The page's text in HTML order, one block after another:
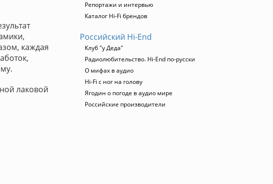
каждая
лаковой
Репортажи и интервью
Каталог Hi-Fi брендов
Российский Hi-End
Клуб "у Деда"
Радиолюбительство. Hi-End по-русски
О мифах в аудио
Hi-Fi с ног на голову
Ягодин о погоде в аудио мире
Российские производители